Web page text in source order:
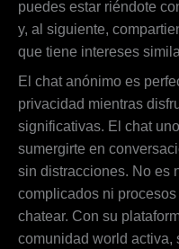
puedes estar riéndote
y, al siguiente,
que tiene intereses
El chat anónimo es
privacidad mientras
significativas. El chat
sumergirte en
sin distracciones. No es
complicados ni
chatear. Con su
comunidad world activa,